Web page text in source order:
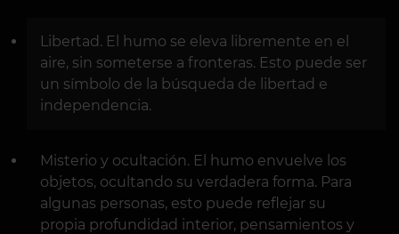
Libertad. El humo se eleva libremente en el
aire, sin someterse a fronteras. Esto puede ser
un símbolo de la búsqueda de libertad e
independencia.
Misterio y ocultación. El humo envuelve los
objetos, ocultando su verdadera forma. Para
algunas personas, esto puede reflejar su
propia profundidad interior, pensamientos y